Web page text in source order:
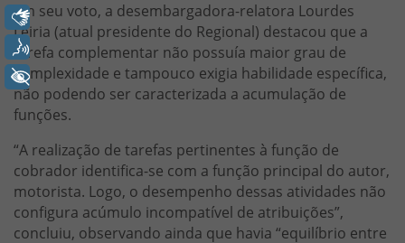
Em seu voto, a desembargadora-relatora Lourdes
Leiria (atual presidente do Regional) destacou que a
tarefa complementar não possuía maior grau de
complexidade e tampouco exigia habilidade específica,
não podendo ser caracterizada a acumulação de
funções.
“A realização de tarefas pertinentes à função de
cobrador identifica-se com a função principal do autor,
motorista. Logo, o desempenho dessas atividades não
configura acúmulo incompatível de atribuições”,
concluiu, observando ainda que havia “equilíbrio entre
Libras
Voz
+ Acessibilidade